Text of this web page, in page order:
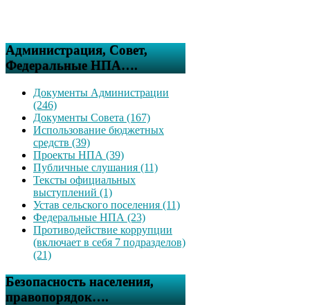
Администрация, Совет,
Федеральные НПА….
Документы Администрации
(246)
Документы Совета (167)
Использование бюджетных
средств (39)
Проекты НПА (39)
Публичные слушания (11)
Тексты официальных
выступлений (1)
Устав сельского поселения (11)
Федеральные НПА (23)
Противодействие коррупции
(включает в себя 7 подразделов)
(21)
Безопасность населения,
правопорядок….